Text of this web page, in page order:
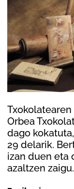
Orbea
dago
29 delarik.
izan duen eta
azaltzen zaigu.